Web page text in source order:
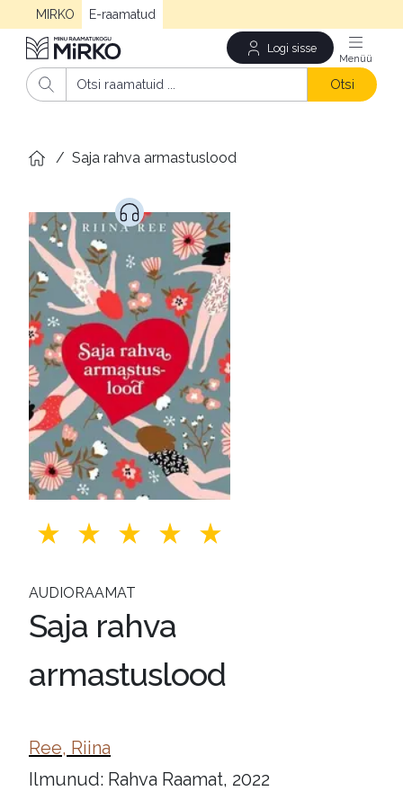
MIRKO E-raamatud
Logi sisse
Otsi
/ Saja rahva armastuslood
AUDIORAAMAT
Saja rahva
armastuslood
Ree, Riina
Ilmunud: Rahva Raamat, 2022